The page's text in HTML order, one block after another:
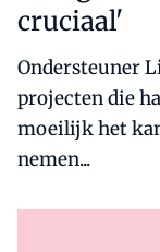
cruciaal'
Ondersteuner
projecten die
moeilijk het
nemen...